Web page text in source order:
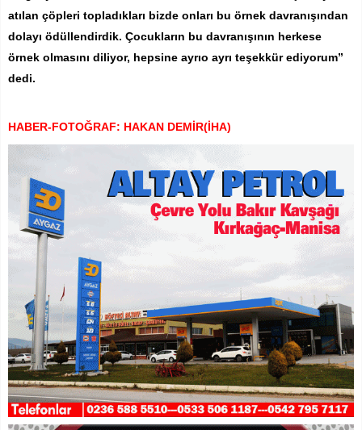
atılan çöpleri topladıkları bizde onları bu örnek davranışından
dolayı ödüllendirdik. Çocukların bu davranışının herkese
örnek olmasını diliyor, hepsine ayrıo ayrı teşekkür ediyorum”
dedi.
HABER-FOTOĞRAF: HAKAN DEMİR(İHA)